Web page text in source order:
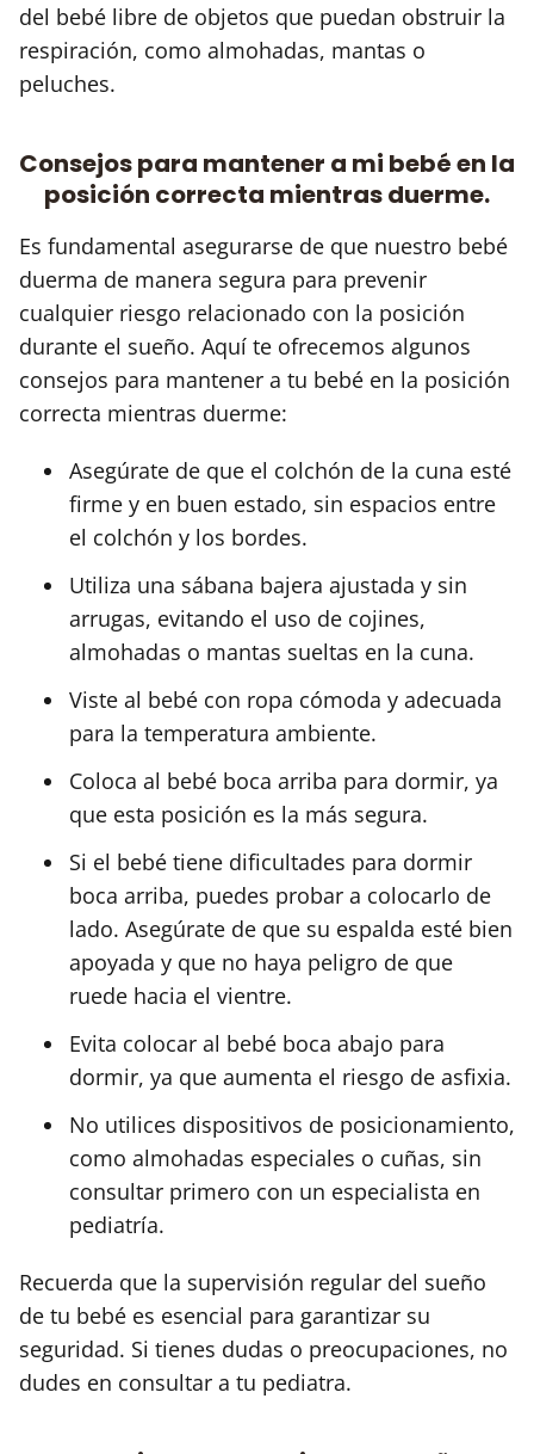
del bebé libre de objetos que puedan obstruir la
respiración, como almohadas, mantas o
peluches.
Consejos para mantener a mi bebé en la
posición correcta mientras duerme.
Es fundamental asegurarse de que nuestro bebé
duerma de manera segura para prevenir
cualquier riesgo relacionado con la posición
durante el sueño. Aquí te ofrecemos algunos
consejos para mantener a tu bebé en la posición
correcta mientras duerme:
Asegúrate de que el colchón de la cuna esté
firme y en buen estado, sin espacios entre
el colchón y los bordes.
Utiliza una sábana bajera ajustada y sin
arrugas, evitando el uso de cojines,
almohadas o mantas sueltas en la cuna.
Viste al bebé con ropa cómoda y adecuada
para la temperatura ambiente.
Coloca al bebé boca arriba para dormir, ya
que esta posición es la más segura.
Si el bebé tiene dificultades para dormir
boca arriba, puedes probar a colocarlo de
lado. Asegúrate de que su espalda esté bien
apoyada y que no haya peligro de que
ruede hacia el vientre.
Evita colocar al bebé boca abajo para
dormir, ya que aumenta el riesgo de asfixia.
No utilices dispositivos de posicionamiento,
como almohadas especiales o cuñas, sin
consultar primero con un especialista en
pediatría.
Recuerda que la supervisión regular del sueño
de tu bebé es esencial para garantizar su
seguridad. Si tienes dudas o preocupaciones, no
dudes en consultar a tu pediatra.